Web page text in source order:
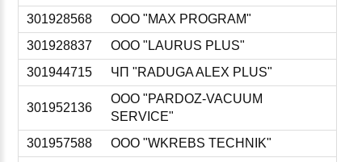
301928568
ООО "MAX PROGRAM"
301928837
ООО "LAURUS PLUS"
301944715
ЧП "RADUGA ALEX PLUS"
301952136
ООО "PARDOZ-VACUUM
SERVICE"
301957588
ООО "WKREBS TECHNIK"